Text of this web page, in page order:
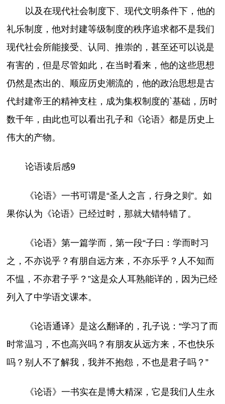
以及在现代社会制度下、现代文明条件下，他的
礼乐制度，他对封建等级制度的秩序追求都不是我们
现代社会所能接受、认同、推崇的，甚至还可以说是
有害的，但是尽管如此，在当时看来，他的这些思想
仍然是杰出的、顺应历史潮流的，他的政治思想是古
代封建帝王的精神支柱，成为集权制度的`基础，历时
数千年，由此也可以看出孔子和《论语》都是历史上
伟大的产物。
论语读后感9
《论语》一书可谓是“圣人之言，行身之则”。如
果你认为《论语》已经过时，那就大错特错了。
《论语》第一篇学而，第一段“子曰：学而时习
之，不亦说乎？有朋自远方来，不亦乐乎？人不知而
不愠，不亦君子乎？”这是众人耳熟能详的，因为已经
列入了中学语文课本。
《论语通译》是这么翻译的，孔子说：“学习了而
时常温习，不也高兴吗？有朋友从远方来，不也快乐
吗？别人不了解我，我并不抱怨，不也是君子吗？”
《论语》一书实在是博大精深，它是我们人生永